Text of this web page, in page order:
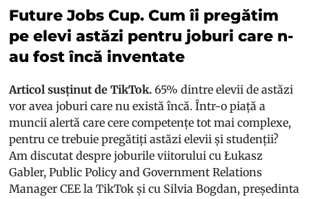
Future Jobs Cup. Cum îi pregătim
pe elevi astăzi pentru joburi care n-
au fost încă inventate
Articol susținut de TikTok.65% dintre elevii de astăzi
vor avea joburi care nu există încă. Într-o piață a
muncii alertă care cere competențe tot mai complexe,
pentru ce trebuie pregătiți astăzi elevii și studenții?
Am discutat despre joburile viitorului cu Łukasz
Gabler, Public Policy and Government Relations
Manager CEE la TikTok și cu Silvia Bogdan, președinta